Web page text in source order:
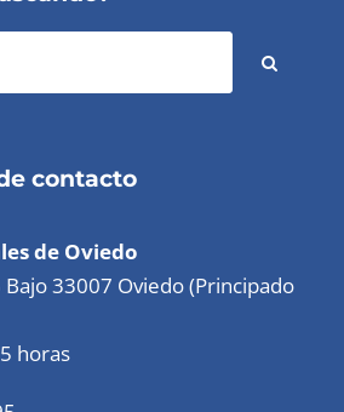
contacto
de Oviedo
Bajo 33007 Oviedo (Principado
horas